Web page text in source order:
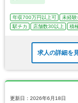
年収700万円以上可 未経験
駅チカ
店舗数30以上 積
求人の詳細を
更新日：2026年6月18日